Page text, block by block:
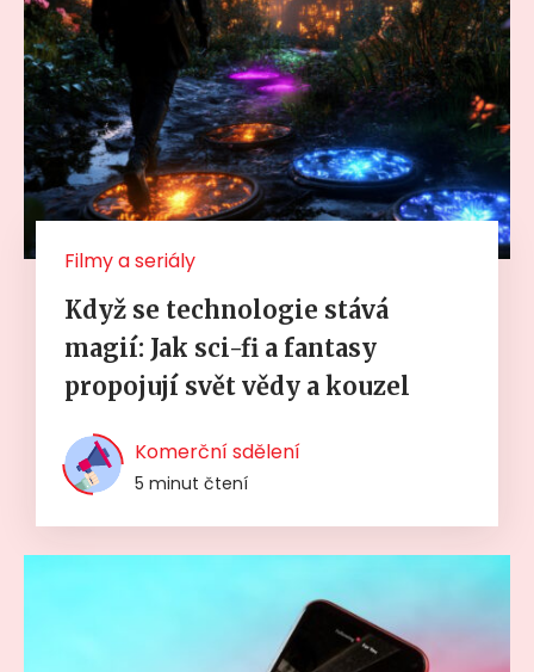
Filmy a seriály
Když se technologie stává
magií: Jak sci-fi a fantasy
propojují svět vědy a kouzel
Komerční sdělení
5 minut čtení